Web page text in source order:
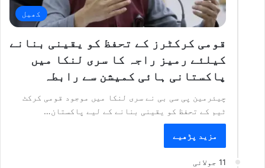
کھیل
قومی کرکٹرز کے تحفظ کو یقینی بنانے
کیلئے رمیز راجہ کا سری لنکا میں
پاکستانی ہائی کمیشن سے رابطہ
چیئرمین پی سی بی نے سری لنکا میں موجود قومی کرکٹ
ٹیم کے تحفظ کو یقینی بنانے کے لیے پاکستان…
مزید پڑھیے
11 جولائی